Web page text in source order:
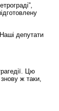
депутати
Цю
ж таки,